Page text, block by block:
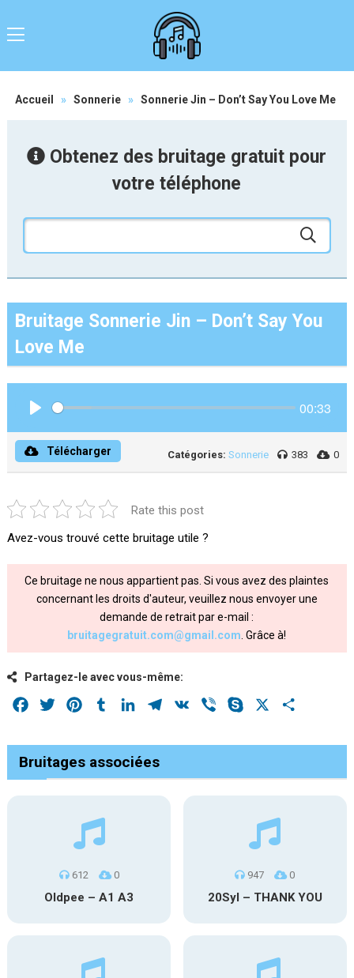
Accueil » Sonnerie » Sonnerie Jin – Don’t Say You Love Me
Obtenez des bruitage gratuit pour
votre téléphone
Bruitage Sonnerie Jin – Don’t Say You
Love Me
00:33
Télécharger Catégories: Sonnerie 383 0
Rate this post
Avez-vous trouvé cette bruitage utile ?
Ce bruitage ne nous appartient pas. Si vous avez des plaintes
concernant les droits d'auteur, veuillez nous envoyer une
demande de retrait par e-mail :
bruitagegratuit.com@gmail.com . Grâce à!
Partagez-le avec vous-même:
Facebook
Twitter PinterestTumblrLinkedInTelegram
VK Viber Skype
Bruitages associées
612 0
Oldpee – A1 A3
947 0
20Syl – THANK YOU